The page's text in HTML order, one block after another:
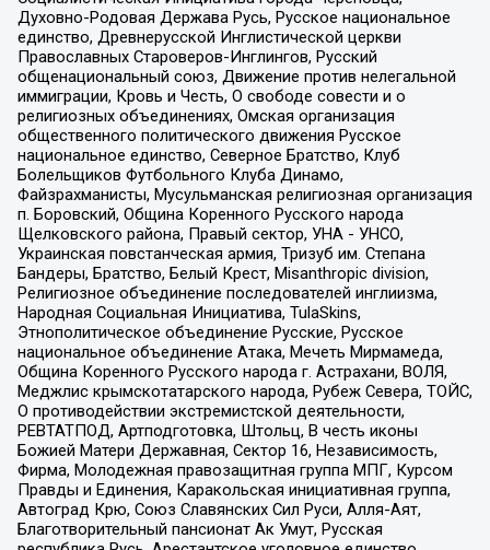
Духовно-Родовая Держава Русь, Русское национальное
единство, Древнерусской Инглистической церкви
Православных Староверов-Инглингов, Русский
общенациональный союз, Движение против нелегальной
иммиграции, Кровь и Честь, О свободе совести и о
религиозных объединениях, Омская организация
общественного политического движения Русское
национальное единство, Северное Братство, Клуб
Болельщиков Футбольного Клуба Динамо,
Файзрахманисты, Мусульманская религиозная организация
п. Боровский, Община Коренного Русского народа
Щелковского района, Правый сектор, УНА - УНСО,
Украинская повстанческая армия, Тризуб им. Степана
Бандеры, Братство, Белый Крест, Misanthropic division,
Религиозное объединение последователей инглиизма,
Народная Социальная Инициатива, TulaSkins,
Этнополитическое объединение Русские, Русское
национальное объединение Атака, Мечеть Мирмамеда,
Община Коренного Русского народа г. Астрахани, ВОЛЯ,
Меджлис крымскотатарского народа, Рубеж Севера, ТОЙС,
О противодействии экстремистской деятельности,
РЕВТАТПОД, Артподготовка, Штольц, В честь иконы
Божией Матери Державная, Сектор 16, Независимость,
Фирма, Молодежная правозащитная группа МПГ, Курсом
Правды и Единения, Каракольская инициативная группа,
Автоград Крю, Союз Славянских Сил Руси, Алля-Аят,
Благотворительный пансионат Ак Умут, Русская